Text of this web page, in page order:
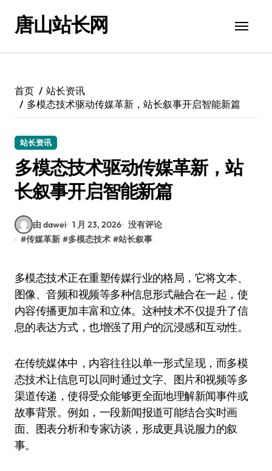
唐山站长网
首页
站长资讯
多模态技术驱动传媒革新，站长叙事开启智能新篇
站长资讯
多模态技术驱动传媒革新，站
长叙事开启智能新篇
由 dawei 1 月 23, 2026 没有评论
#传媒革新 #多模态技术 #站长叙事
多模态技术正在重塑传媒行业的格局，它将文本、
图像、音频和视频等多种信息形式融合在一起，使
内容传播更加丰富和立体。这种技术不仅提升了信
息的表达方式，也增强了用户的沉浸感和互动性。
在传统媒体中，内容往往以单一形式呈现，而多模
态技术让信息可以同时通过文字、图片和视频等多
渠道传递，使得受众能够更全面地理解新闻事件或
故事背景。例如，一段新闻报道可能结合实时画
面、图表分析和专家访谈，形成更具说服力的叙
事。